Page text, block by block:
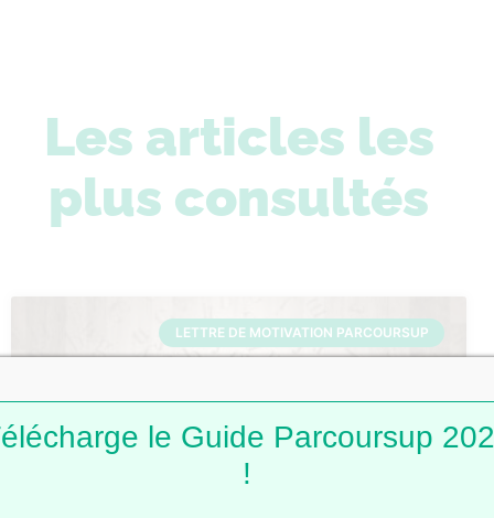
Les articles les
plus consultés
LETTRE DE MOTIVATION PARCOURSUP
le Guide Parcoursup
!